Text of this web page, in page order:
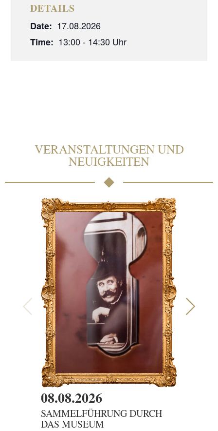
DETAILS
Date: 17.08.2026
Time: 13:00 - 14:30
VERANSTALTUNGEN UND
NEUIGKEITEN
08.08.2026
SAMMELFÜHRUNG DURCH
DAS MUSEUM